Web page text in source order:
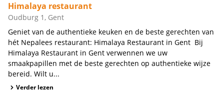
Himalaya restaurant
Oudburg 1, Gent
Geniet van de authentieke keuken en de beste gerechten van
hét Nepalees restaurant: Himalaya Restaurant in Gent Bij
Himalaya Restaurant in Gent verwennen we uw
smaakpapillen met de beste gerechten op authentieke wijze
bereid. Wilt u...
Verder lezen